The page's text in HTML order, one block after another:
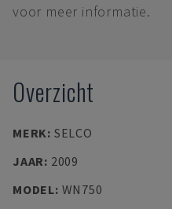
voor meer informatie.
Overzicht
MERK: SELCO
JAAR: 2009
MODEL: WN750